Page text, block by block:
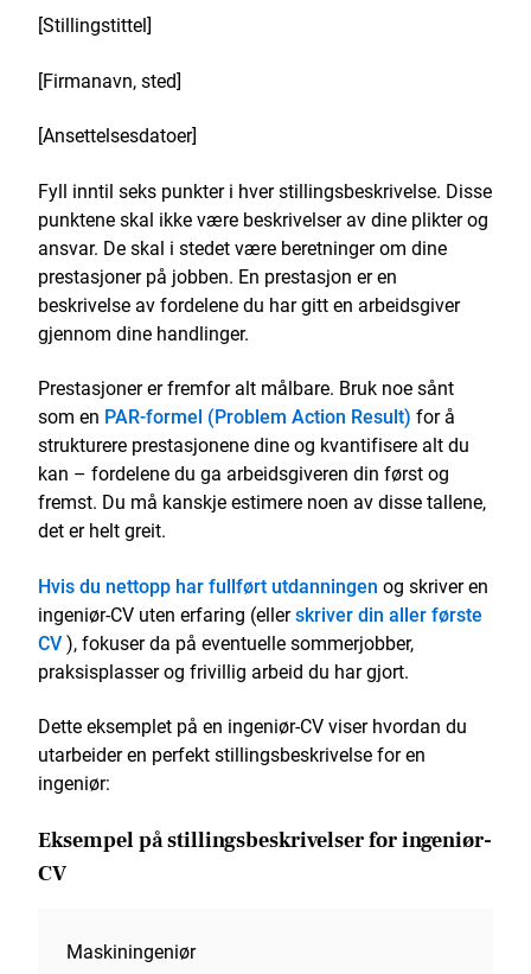
[Stillingstittel]
[Firmanavn, sted]
[Ansettelsesdatoer]
Fyll inntil seks punkter i hver stillingsbeskrivelse. Disse
punktene skal ikke være beskrivelser av dine plikter og
ansvar. De skal i stedet være beretninger om dine
prestasjoner på jobben. En prestasjon er en
beskrivelse av fordelene du har gitt en arbeidsgiver
gjennom dine handlinger.
Prestasjoner er fremfor alt målbare. Bruk noe sånt
som en PAR-formel (Problem Action Result) for å
strukturere prestasjonene dine og kvantifisere alt du
kan – fordelene du ga arbeidsgiveren din først og
fremst. Du må kanskje estimere noen av disse tallene,
det er helt greit.
Hvis du nettopp har fullført utdanningen og skriver en
ingeniør-CV uten erfaring (ellerskriver din aller første
CV), fokuser da på eventuelle sommerjobber,
praksisplasser og frivillig arbeid du har gjort.
Dette eksemplet på en ingeniør-CV viser hvordan du
utarbeider en perfekt stillingsbeskrivelse for en
ingeniør:
Eksempel på stillingsbeskrivelser for ingeniør-
CV
Maskiningeniør